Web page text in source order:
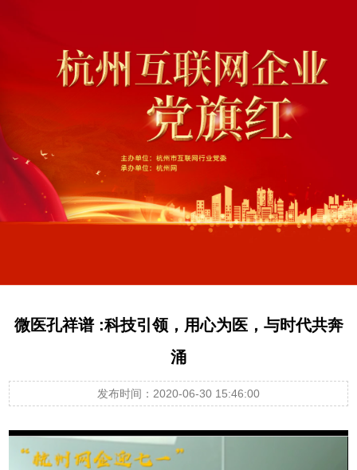
微医孔祥谱 :科技引领，用心为医，与时代共奔
涌
发布时间：2020-06-30 15:46:00